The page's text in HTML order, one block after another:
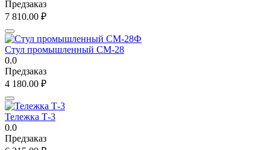
Предзаказ
7 810.00 ₽
Стул промышленный СМ-28
0.0
Предзаказ
4 180.00 ₽
Тележка Т-3
0.0
Предзаказ